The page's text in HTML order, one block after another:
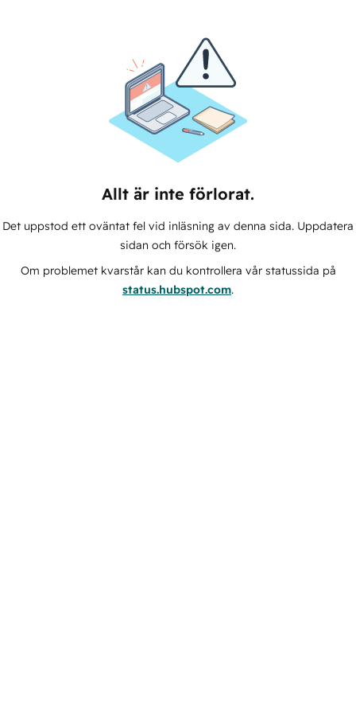
Allt är inte förlorat.
Det uppstod ett oväntat fel vid inläsning av denna sida. Uppdatera
sidan och försök igen.
Om problemet kvarstår kan du kontrollera vår statussida på
status.hubspot.com.